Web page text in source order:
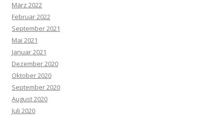
März 2022
Februar 2022
September 2021
Mai 2021
Januar 2021
Dezember 2020
Oktober 2020
September 2020
August 2020
Juli 2020